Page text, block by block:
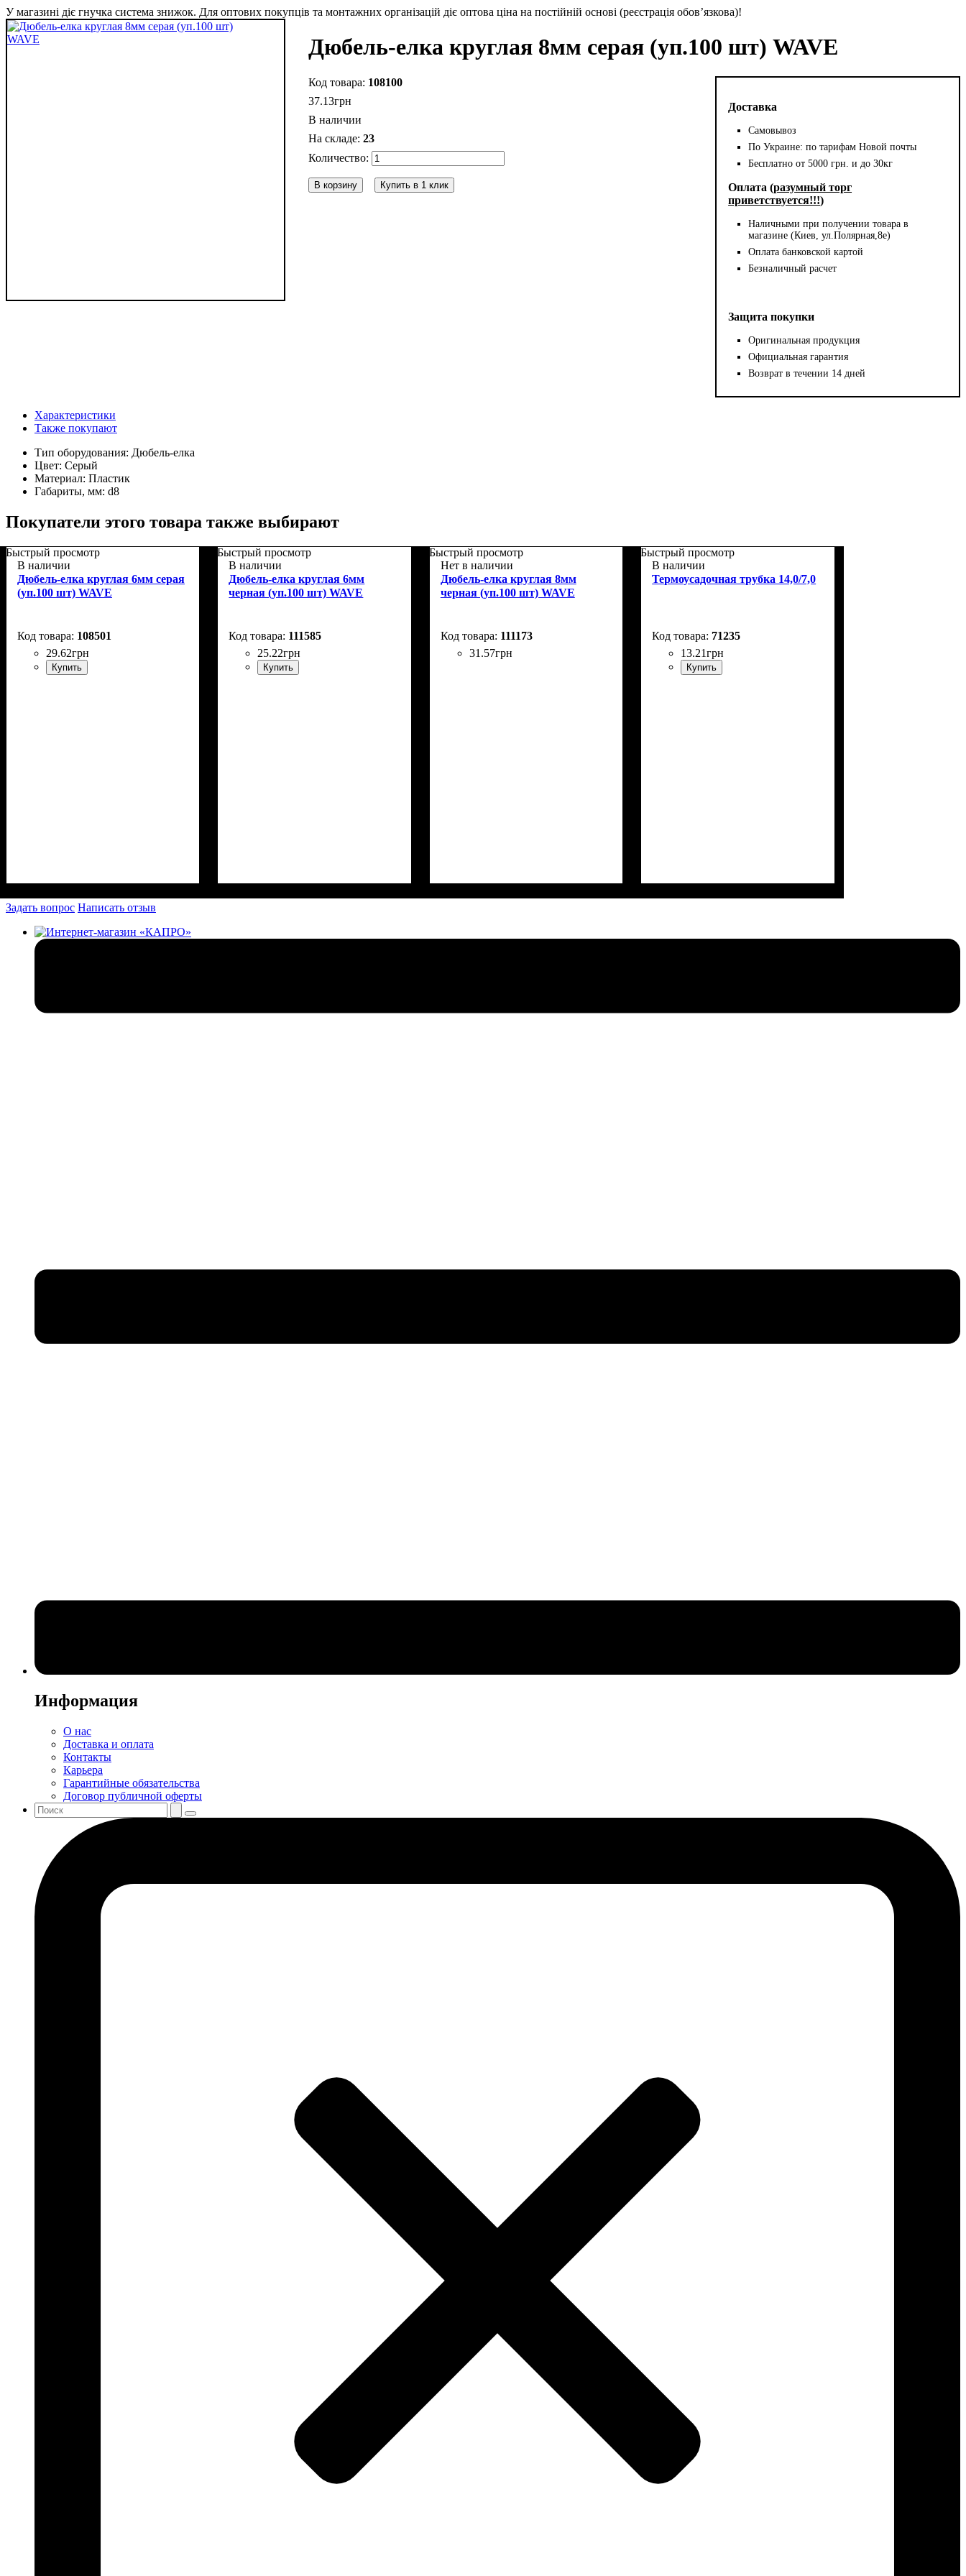
У магазині діє гнучка система знижок. Для оптових покупців та монтажних організацій діє оптова ціна на постійній основі (реєстрація обов’язкова)!
Дюбель-елка круглая 8мм серая (уп.100 шт) WAVE
Доставка
Самовывоз
По Украине: по тарифам Новой почты
Бесплатно от 5000 грн. и до 30кг
Оплата (разумный торг
приветствуется!!!)
Наличными при получении товара в
магазине (Киев, ул.Полярная,8е)
Оплата банковской картой
Безналичный расчет
Защита покупки
Оригинальная продукция
Официальная гарантия
Возврат в течении 14 дней
108100
37.13грн
В наличии
23
В корзину Купить в 1 клик
Характеристики
Также покупают
Тип оборудования: Дюбель-елка
Цвет: Серый
Материал: Пластик
Габариты, мм: d8
Покупатели этого товара также выбирают
Быстрый просмотр
В наличии
Дюбель-елка круглая 6мм серая
(уп.100 шт) WAVE
108501
29.62грн
Купить
Быстрый просмотр
В наличии
Дюбель-елка круглая 6мм
черная (уп.100 шт) WAVE
111585
25.22грн
Купить
Быстрый просмотр
Нет в наличии
Дюбель-елка круглая 8мм
черная (уп.100 шт) WAVE
111173
31 .57грн
Быстрый просмотр
В наличии
Термоусадочная трубка 14,0/7,0
71235
13.21грн
Купить
Задать вопрос Написать отзыв
Информация
О нас
Доставка и оплата
Контакты
Карьера
Гарантийные обязательства
Договор публичной оферты